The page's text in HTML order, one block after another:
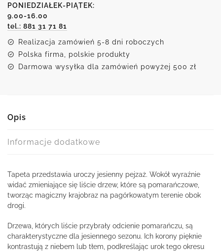
PONIEDZIAŁEK-PIĄTEK:
9.00-16.00
tel.: 881 31 71 81
Realizacja zamówień 5-8 dni roboczych
Polska firma, polskie produkty
Darmowa wysyłka dla zamówień powyżej 500 zł
Opis
Informacje dodatkowe
Tapeta przedstawia uroczy jesienny pejzaż. Wokół wyraźnie
widać zmieniające się liście drzew, które są pomarańczowe,
tworząc magiczny krajobraz na pagórkowatym terenie obok
drogi.
Drzewa, których liście przybrały odcienie pomarańczu, są
charakterystyczne dla jesiennego sezonu. Ich korony pięknie
kontrastują z niebem lub tłem, podkreślając urok tego okresu